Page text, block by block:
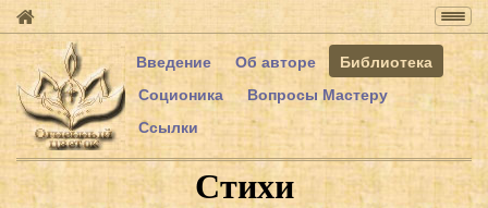
Введение
Об авторе
Библиотека
Соционика
Вопросы Мастеру
Ссылки
Стихи